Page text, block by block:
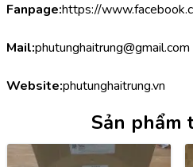
Fanpage:https://
Mail:phutunghaitrung@gmail.com
Website:phutunghaitrung.vn
Sản phẩm